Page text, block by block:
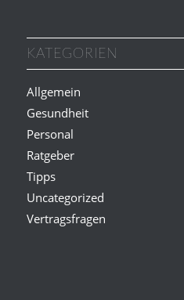
KATEGORIEN
Allgemein
Gesundheit
Personal
Ratgeber
Tipps
Uncategorized
Vertragsfragen